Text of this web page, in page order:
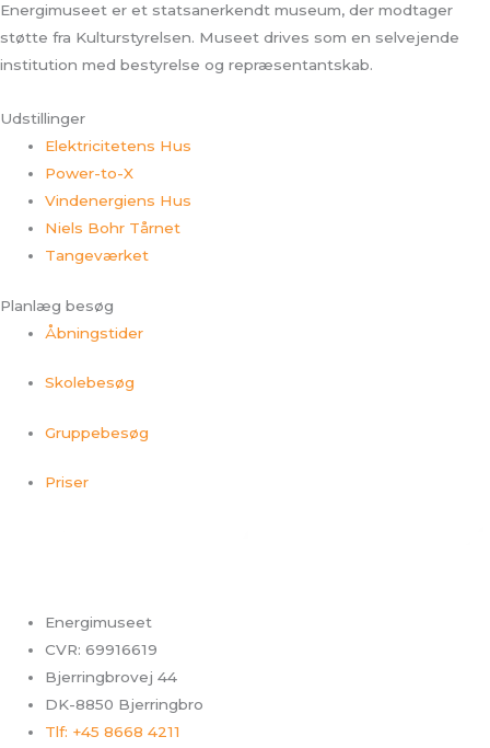
Energimuseet er et statsanerkendt museum, der modtager
støtte fra Kulturstyrelsen. Museet drives som en selvejende
institution med bestyrelse og repræsentantskab.
Udstillinger
Elektricitetens Hus
Power-to-X
Vindenergiens Hus
Niels Bohr Tårnet
Tangeværket
Planlæg besøg
Åbningstider
Skolebesøg
Gruppebesøg
Priser
Energimuseet
CVR: 69916619
Bjerringbrovej 44
DK-8850 Bjerringbro
Tlf: +45 8668 4211